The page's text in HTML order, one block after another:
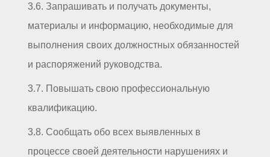
3.6. Запрашивать и получать документы,
материалы и информацию, необходимые для
выполнения своих должностных обязанностей
и распоряжений руководства.
3.7. Повышать свою профессиональную
квалификацию.
3.8. Сообщать обо всех выявленных в
процессе своей деятельности нарушениях и